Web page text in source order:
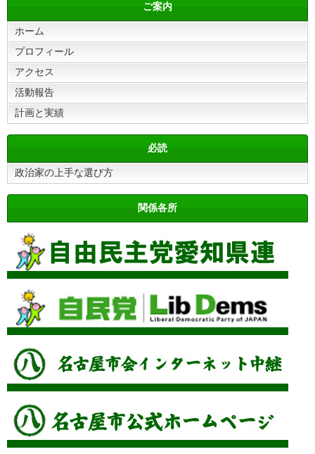
ご案内
ホーム
プロフィール
アクセス
活動報告
計画と実績
必読
政治家の上手な選び方
関係各所